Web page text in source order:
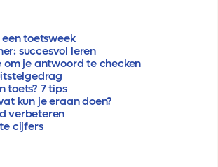
toetsweek
succesvol leren
om je antwoord te checken
toets? 7 tips
kun je eraan doen?
verbeteren
cijfers